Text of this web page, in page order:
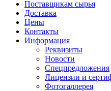
Поставщикам сырья
Доставка
Цены
Контакты
Информация
Реквизиты
Новости
Спецпредложения
Лицензии и
Фотогаллерея